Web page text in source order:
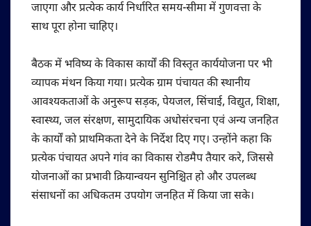
जाएगा और प्रत्येक कार्य निर्धारित समय-सीमा में गुणवत्ता के
साथ पूरा होना चाहिए।
बैठक में भविष्य के विकास कार्यों की विस्तृत कार्ययोजना पर भी
व्यापक मंथन किया गया। प्रत्येक ग्राम पंचायत की स्थानीय
आवश्यकताओं के अनुरूप सड़क, पेयजल, सिंचाई, विद्युत, शिक्षा,
स्वास्थ्य, जल संरक्षण, सामुदायिक अधोसंरचना एवं अन्य जनहित
के कार्यों को प्राथमिकता देने के निर्देश दिए गए। उन्होंने कहा कि
प्रत्येक पंचायत अपने गांव का विकास रोडमैप तैयार करे, जिससे
योजनाओं का प्रभावी क्रियान्वयन सुनिश्चित हो और उपलब्ध
संसाधनों का अधिकतम उपयोग जनहित में किया जा सके।